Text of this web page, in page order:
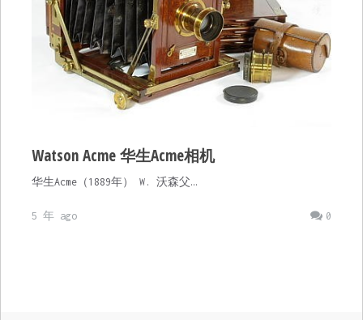
Watson Acme 华生Acme相机
华生Acme（1889年） W. 沃森父…
0
5 年 ago